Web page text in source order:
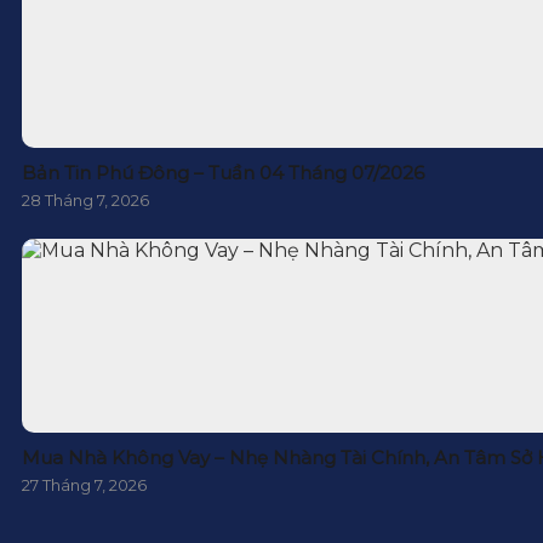
Bản Tin Phú Đông – Tuần 04 Tháng 07/2026
28 Tháng 7, 2026
Mua Nhà Không Vay – Nhẹ Nhàng Tài Chính, An Tâm Sở
27 Tháng 7, 2026